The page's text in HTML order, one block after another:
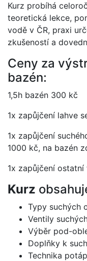
Kurz probíhá
teoretická lekce,
vodě v ČR, praxi
zkušeností a
Ceny za
bazén:
1,5h bazén 300 kč
1x zapůjčení lahve
1x zapůjčení
1000 kč, na bazén
1x zapůjčení
Kurz
Typy suchých
Ventily
Výběr pod-
Doplňky k
Technika